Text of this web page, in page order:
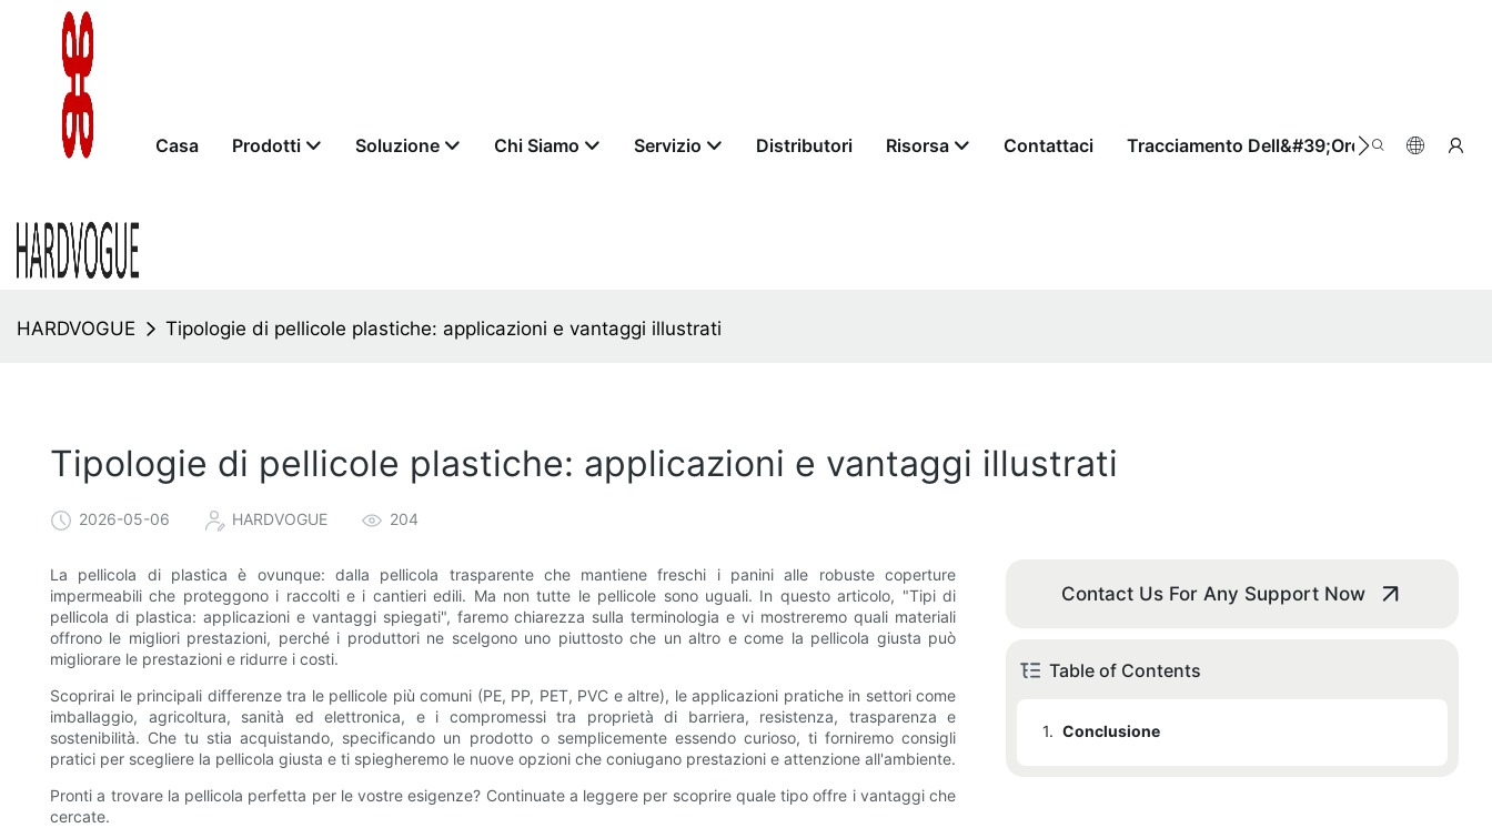
Casa Prodotti Soluzione Chi Siamo Servizio Distributori Risorsa Contattaci Tracciamento Dell&#39;ordine
HARDVOGUE Tipologie di pellicole plastiche: applicazioni e vantaggi illustrati
Tipologie di pellicole plastiche: applicazioni e vantaggi illustrati
2026-05-06 HARDVOGUE 204
La pellicola di plastica è ovunque: dalla pellicola trasparente che mantiene freschi i panini alle robuste coperture
impermeabili che proteggono i raccolti e i cantieri edili. Ma non tutte le pellicole sono uguali. In questo articolo, "Tipi di
pellicola di plastica: applicazioni e vantaggi spiegati", faremo chiarezza sulla terminologia e vi mostreremo quali materiali
offrono le migliori prestazioni, perché i produttori ne scelgono uno piuttosto che un altro e come la pellicola giusta può
migliorare le prestazioni e ridurre i costi.
Scoprirai le principali differenze tra le pellicole più comuni (PE, PP, PET, PVC e altre), le applicazioni pratiche in settori come
imballaggio, agricoltura, sanità ed elettronica, e i compromessi tra proprietà di barriera, resistenza, trasparenza e
sostenibilità. Che tu stia acquistando, specificando un prodotto o semplicemente essendo curioso, ti forniremo consigli
pratici per scegliere la pellicola giusta e ti spiegheremo le nuove opzioni che coniugano prestazioni e attenzione all'ambiente.
Pronti a trovare la pellicola perfetta per le vostre esigenze? Continuate a leggere per scoprire quale tipo offre i vantaggi che
cercate.
Contact Us For Any Support Now
Table of Contents
1. Conclusione